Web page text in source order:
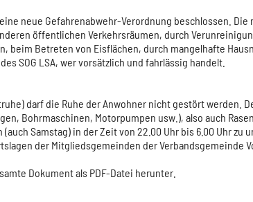
neue Gefahrenabwehr-Verordnung beschlossen.
öffentlichen Verkehrsräumen, durch
beim Betreten von Eisflächen, durch mangelhafte
SOG LSA, wer vorsätzlich und fahrlässig handelt.
darf die Ruhe der Anwohner nicht gestört werden.
Bohrmaschinen, Motorpumpen usw.), also auch
Samstag) in der Zeit von 22.00 Uhr bis 6.00 Uhr zu
der Mitgliedsgemeinden der Verbandsgemeinde
Dokument als PDF-Datei herunter.